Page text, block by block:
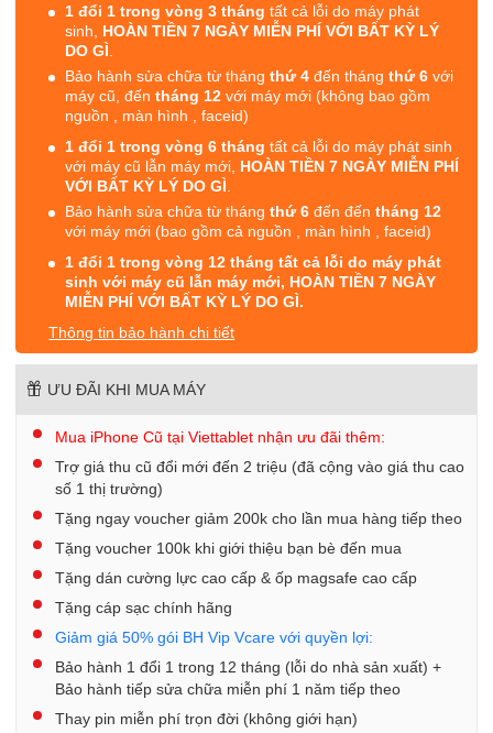
1 đổi 1 trong vòng 3 thángtất cả lỗi do máy phát
sinh, HOÀN TIỀN 7 NGÀY MIỄN PHÍ VỚI BẤT KỲ LÝ
DO GÌ
Bảo hành sửa chữa từ thángthứ 4 đến thángthứ 6 với
máy cũ, đếntháng 12 với máy mới (không bao gồm
nguồn , màn hình , faceid)
1 đổi 1 trong vòng 6 tháng tất cả lỗi do máy phát sinh
với máy cũ lẫn máy mới, HOÀN TIỀN 7 NGÀY MIỄN PHÍ
VỚI BẤT KỲ LÝ DO GÌ
Bảo hành sửa chữa từ thángthứ 6 đến đếntháng 12
với máy mới (bao gồm cả nguồn , màn hình , faceid)
1 đổi 1 trong vòng 12 tháng tất cả lỗi do máy phát
sinh với máy cũ lẫn máy mới, HOÀN TIỀN 7 NGÀY
MIỄN PHÍ VỚI BẤT KỲ LÝ DO GÌ.
Thông tin bảo hành chi tiết
ƯU ĐÃI KHI MUA MÁY
Mua iPhone Cũ tại Viettablet nhận ưu đãi thêm:
Trợ giá thu cũ đổi mới đến 2 triệu (đã cộng vào giá thu cao
số 1 thị trường)
Tặng ngay voucher giảm 200k cho lần mua hàng tiếp theo
Tặng voucher 100k khi giới thiệu bạn bè đến mua
Tặng dán cường lực cao cấp & ốp magsafe cao cấp
Tặng cáp sạc chính hãng
Giảm giá 50% gói BH Vip Vcare với quyền lợi:
Bảo hành 1 đổi 1 trong 12 tháng (lỗi do nhà sản xuất) +
Bảo hành tiếp sửa chữa miễn phí 1 năm tiếp theo
Thay pin miễn phí trọn đời (không giới hạn)